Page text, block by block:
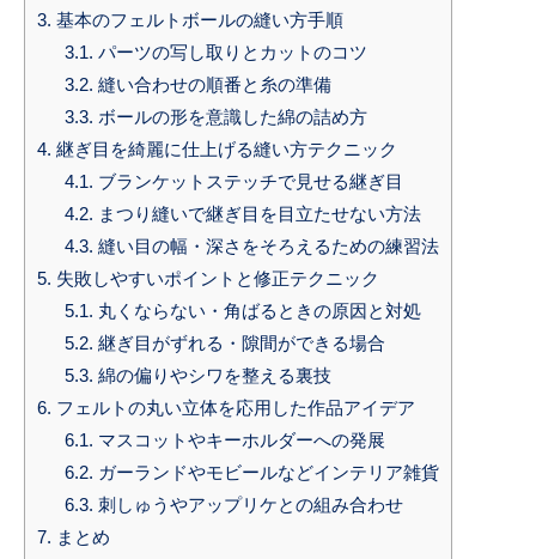
3. 基本のフェルトボールの縫い方手順
3.1. パーツの写し取りとカットのコツ
3.2. 縫い合わせの順番と糸の準備
3.3. ボールの形を意識した綿の詰め方
4. 継ぎ目を綺麗に仕上げる縫い方テクニック
4.1. ブランケットステッチで見せる継ぎ目
4.2. まつり縫いで継ぎ目を目立たせない方法
4.3. 縫い目の幅・深さをそろえるための練習法
5. 失敗しやすいポイントと修正テクニック
5.1. 丸くならない・角ばるときの原因と対処
5.2. 継ぎ目がずれる・隙間ができる場合
5.3. 綿の偏りやシワを整える裏技
6. フェルトの丸い立体を応用した作品アイデア
6.1. マスコットやキーホルダーへの発展
6.2. ガーランドやモビールなどインテリア雑貨
6.3. 刺しゅうやアップリケとの組み合わせ
7. まとめ